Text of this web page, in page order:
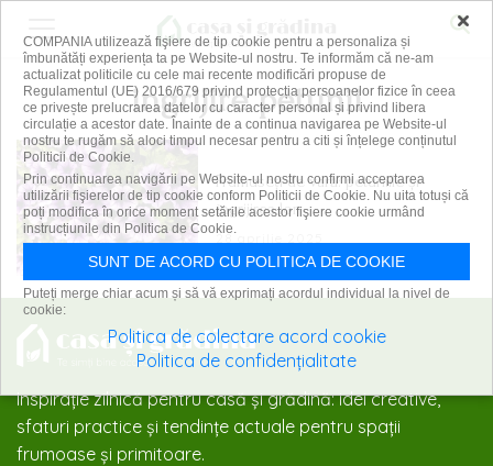
ingrijire petunii
Frumuseți de vară: petuniile și
îngrijirea lor
28 aprilie 2025
Inspirație zilnică pentru casă și grădină: idei creative,
sfaturi practice și tendințe actuale pentru spații
frumoase și primitoare.
×
COMPANIA utilizează fişiere de tip cookie pentru a personaliza și
îmbunătăți experiența ta pe Website-ul nostru. Te informăm că ne-am
actualizat politicile cu cele mai recente modificări propuse de
Regulamentul (UE) 2016/679 privind protecția persoanelor fizice în ceea
ce privește prelucrarea datelor cu caracter personal și privind libera
circulație a acestor date. Înainte de a continua navigarea pe Website-ul
nostru te rugăm să aloci timpul necesar pentru a citi și înțelege conținutul
Politicii de Cookie.
Prin continuarea navigării pe Website-ul nostru confirmi acceptarea
utilizării fişierelor de tip cookie conform Politicii de Cookie. Nu uita totuși că
poți modifica în orice moment setările acestor fişiere cookie urmând
instrucțiunile din Politica de Cookie.
SUNT DE ACORD CU POLITICA DE COOKIE
Puteți merge chiar acum și să vă exprimați acordul individual la nivel de
cookie:
Politica de colectare acord cookie
Politica de confidențialitate